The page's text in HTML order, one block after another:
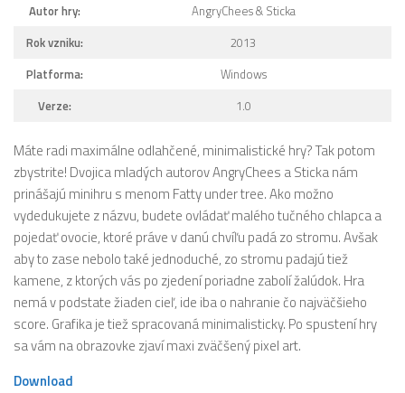
Autor hry:
AngryChees & Sticka
Rok vzniku:
2013
Platforma:
Windows
Verze:
1.0
Máte radi maximálne odlahčené, minimalistické hry? Tak potom
zbystrite! Dvojica mladých autorov AngryChees a Sticka nám
prinášajú minihru s menom Fatty under tree. Ako možno
vydedukujete z názvu, budete ovládať malého tučného chlapca a
pojedať ovocie, ktoré práve v danú chvíľu padá zo stromu. Avšak
aby to zase nebolo také jednoduché, zo stromu padajú tiež
kamene, z ktorých vás po zjedení poriadne zabolí žalúdok. Hra
nemá v podstate žiaden cieľ, ide iba o nahranie čo najväčšieho
score. Grafika je tiež spracovaná minimalisticky. Po spustení hry
sa vám na obrazovke zjaví maxi zväčšený pixel art.
Download